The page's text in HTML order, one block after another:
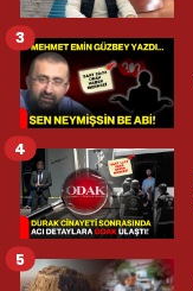
3
4
5